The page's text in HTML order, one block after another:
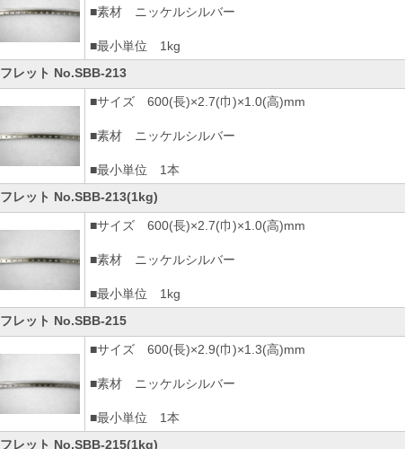
■素材 ニッケルシルバー
■最小単位 1kg
フレット No.SBB-213
■サイズ 600(長)×2.7(巾)×1.0(高)mm
■素材 ニッケルシルバー
■最小単位 1本
フレット No.SBB-213(1kg)
■サイズ 600(長)×2.7(巾)×1.0(高)mm
■素材 ニッケルシルバー
■最小単位 1kg
フレット No.SBB-215
■サイズ 600(長)×2.9(巾)×1.3(高)mm
■素材 ニッケルシルバー
■最小単位 1本
フレット No.SBB-215(1kg)